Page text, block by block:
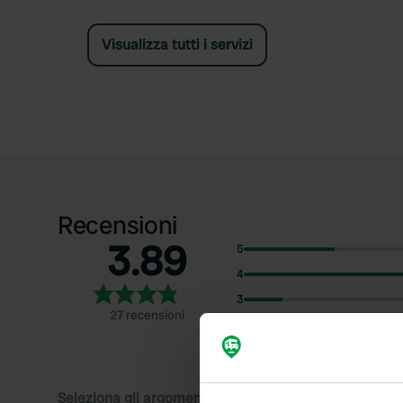
Visualizza tutti i servizi
Recensioni
3.89
27 recensioni
5
4
3
1
Seleziona gli argomenti di cui desideri leggere le